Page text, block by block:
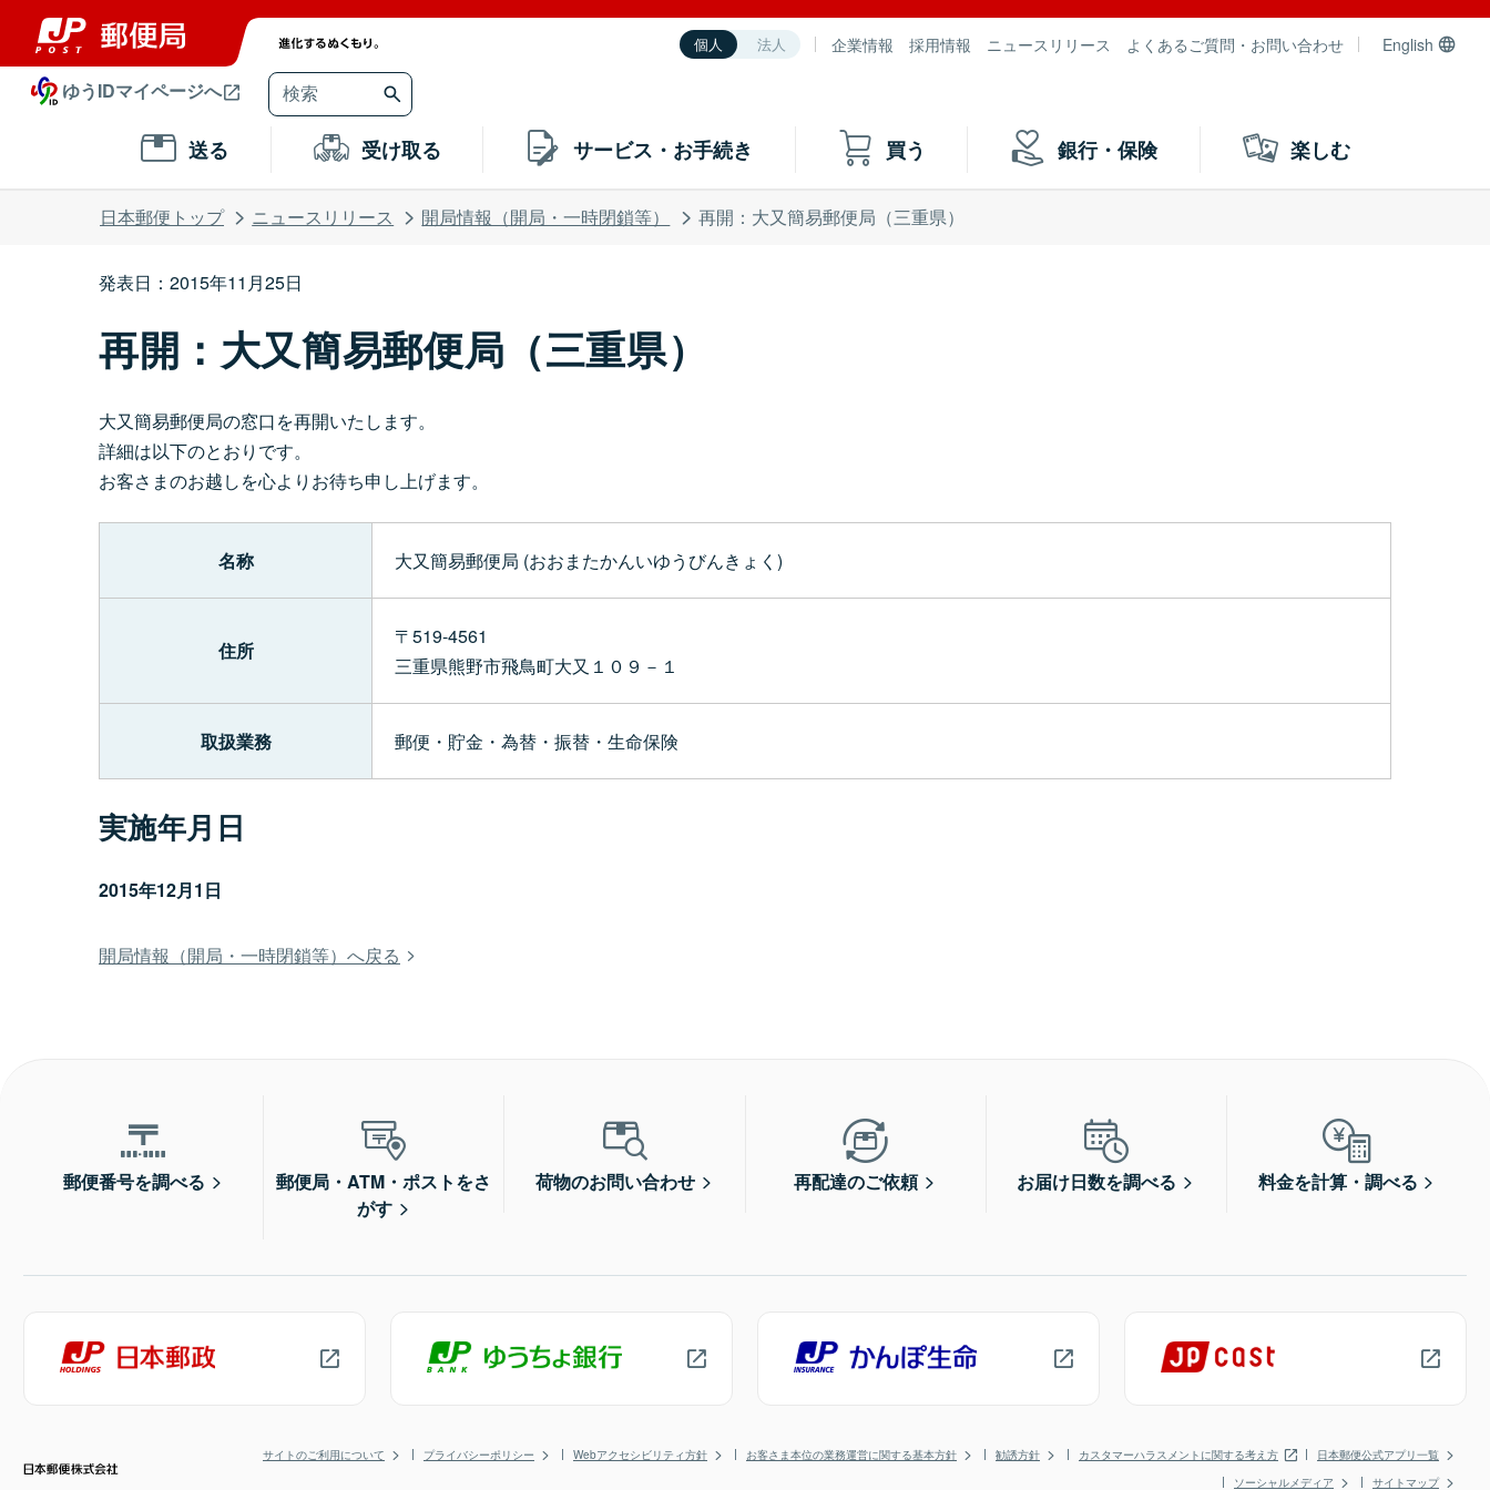
個人 法人 企業情報 採用情報 ニュースリリース よくあるご質問・お問い合わせ English
ゆうIDマイページへ
送る 受け取る サービス・お手続き 買う 銀行・保険 楽しむ
日本郵便トップ ニュースリリース 開局情報（開局・一時閉鎖等） 再開：大又簡易郵便局（三重県）
発表日：2015年11月25日
再開：大又簡易郵便局（三重県）
大又簡易郵便局の窓口を再開いたします。
詳細は以下のとおりです。
お客さまのお越しを心よりお待ち申し上げます。
名称 大又簡易郵便局 (おおまたかんいゆうびんきょく)
住所
〒519-4561
三重県熊野市飛鳥町大又１０９－１
取扱業務 郵便・貯金・為替・振替・生命保険
実施年月日
2015年12月1日
開局情報（開局・一時閉鎖等）へ戻る
郵便番号を調べる
郵便局・ATM・ポストをさ
がす
荷物のお問い合わせ 再配達のご依頼 お届け日数を調べる 料金を計算・調べる
サイトのご利用について プライバシーポリシー Webアクセシビリティ方針 お客さま本位の業務運営に関する基本方針 勧誘方針 カスタマーハラスメントに関する考え方
日本郵便公式アプリ一覧
ソーシャルメディア
サイトマップ